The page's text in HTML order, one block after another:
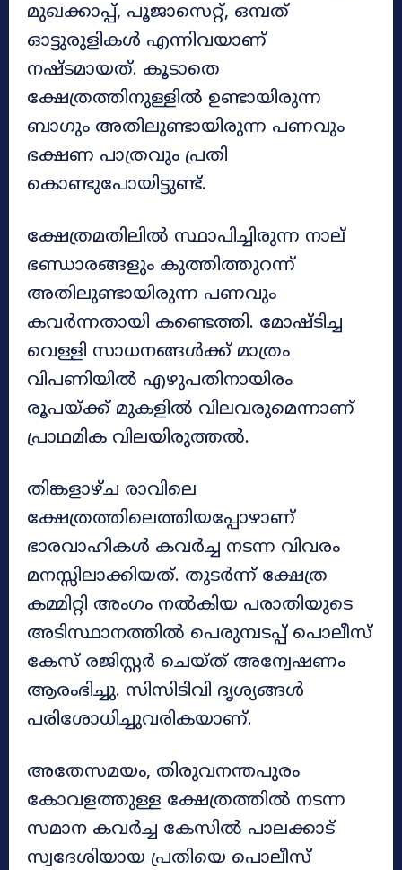
മുഖക്കാപ്പ്, പൂജാസെറ്റ്, ഒമ്പത്
ഓട്ടുരുളികൾ എന്നിവയാണ്
നഷ്ടമായത്. കൂടാതെ
ക്ഷേത്രത്തിനുള്ളിൽ ഉണ്ടായിരുന്ന
ബാഗും അതിലുണ്ടായിരുന്ന പണവും
ഭക്ഷണ പാത്രവും പ്രതി
കൊണ്ടുപോയിട്ടുണ്ട്.
ക്ഷേത്രമതിലിൽ സ്ഥാപിച്ചിരുന്ന നാല്
ഭണ്ഡാരങ്ങളും കുത്തിത്തുറന്ന്
അതിലുണ്ടായിരുന്ന പണവും
കവർന്നതായി കണ്ടെത്തി. മോഷ്ടിച്ച
വെള്ളി സാധനങ്ങൾക്ക് മാത്രം
വിപണിയിൽ എഴുപതിനായിരം
രൂപയ്ക്ക് മുകളിൽ വിലവരുമെന്നാണ്
പ്രാഥമിക വിലയിരുത്തൽ.
തിങ്കളാഴ്ച രാവിലെ
ക്ഷേത്രത്തിലെത്തിയപ്പോഴാണ്
ഭാരവാഹികൾ കവർച്ച നടന്ന വിവരം
മനസ്സിലാക്കിയത്. തുടർന്ന് ക്ഷേത്ര
കമ്മിറ്റി അംഗം നൽകിയ പരാതിയുടെ
അടിസ്ഥാനത്തിൽ പെരുമ്പടപ്പ് പൊലീസ്
കേസ് രജിസ്റ്റർ ചെയ്ത് അന്വേഷണം
ആരംഭിച്ചു. സിസിടിവി ദൃശ്യങ്ങൾ
പരിശോധിച്ചുവരികയാണ്.
അതേസമയം, തിരുവനന്തപുരം
കോവളത്തുള്ള ക്ഷേത്രത്തിൽ നടന്ന
സമാന കവർച്ച കേസിൽ പാലക്കാട്
സ്വദേശിയായ പ്രതിയെ പൊലീസ്